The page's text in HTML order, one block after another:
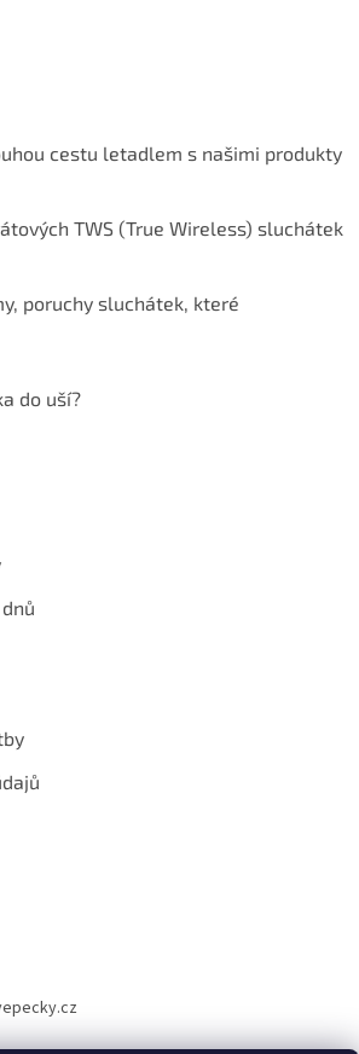
cestu letadlem s našimi produkty
TWS (True Wireless) sluchátek
poruchy sluchátek, které
do uší?